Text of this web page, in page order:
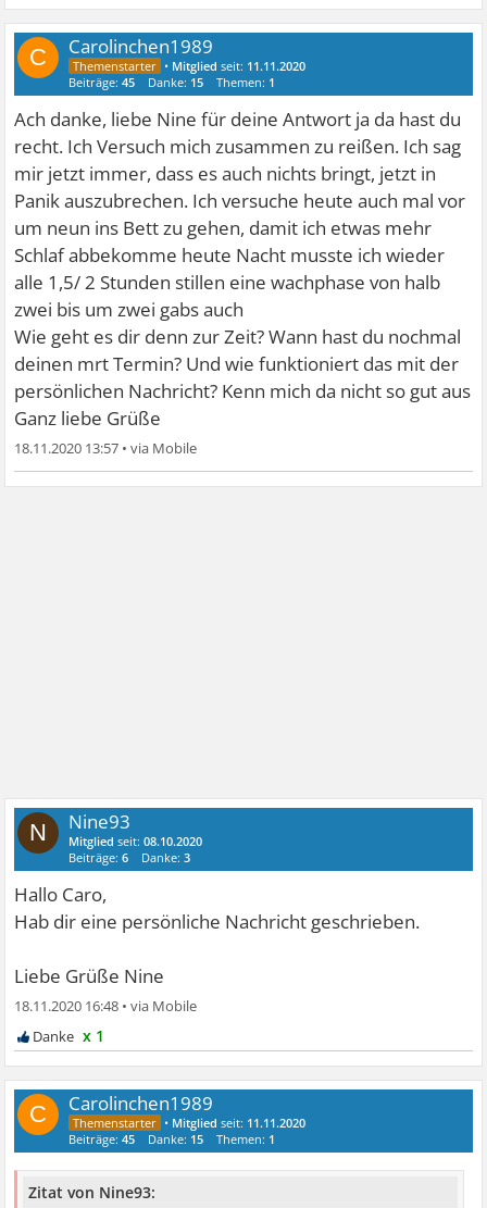
C Carolinchen1989
• Mitglied seit: 11.11.2020
Beiträge:45 Danke: 15 Themen: 1
Ach danke, liebe Nine für deine Antwort ja da hast du
recht. Ich Versuch mich zusammen zu reißen. Ich sag
mir jetzt immer, dass es auch nichts bringt, jetzt in
Panik auszubrechen. Ich versuche heute auch mal vor
um neun ins Bett zu gehen, damit ich etwas mehr
Schlaf abbekomme heute Nacht musste ich wieder
alle 1,5/ 2 Stunden stillen eine wachphase von halb
zwei bis um zwei gabs auch
Wie geht es dir denn zur Zeit? Wann hast du nochmal
deinen mrt Termin? Und wie funktioniert das mit der
persönlichen Nachricht? Kenn mich da nicht so gut aus
Ganz liebe Grüße
18.11.2020 13:57 •
N Nine93
Mitglied seit:08.10.2020
Beiträge:6 Danke:3
Hallo Caro,
Hab dir eine persönliche Nachricht geschrieben.
Liebe Grüße Nine
18.11.2020 16:48 •
x 1
C Carolinchen1989
• Mitglied seit: 11.11.2020
Beiträge:45 Danke: 15 Themen: 1
Zitat von Nine93: